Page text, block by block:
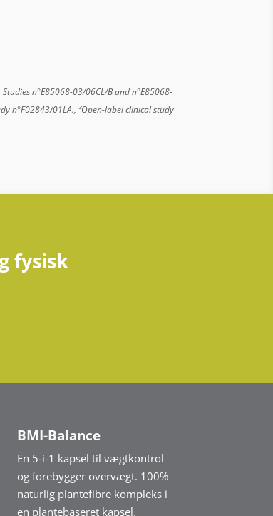
n°E85068-03/06CL/B and n°E85068-
n°F02843/01LA., ³Open-label clinical study
fysisk
BMI-Balance
En 5-i-1 kapsel til vægtkontrol
og forebygger overvægt. 100%
naturlig plantefibre kompleks i
en plantebaseret kapsel.